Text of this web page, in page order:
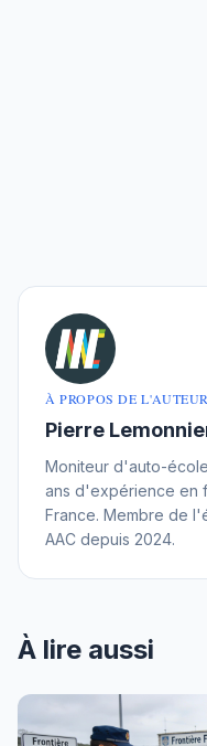
À PROPOS DE L'AUTEUR
Pierre
Moniteur d'auto-école
ans d'expérience en
France. Membre de
AAC depuis 2024.
À lire aussi